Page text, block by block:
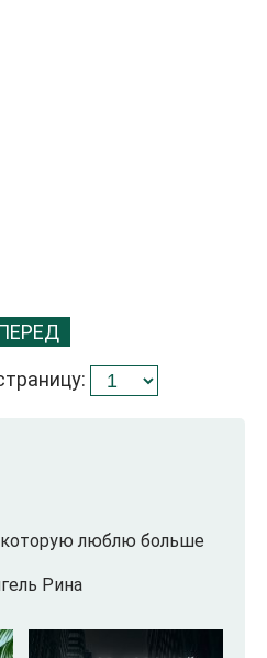
которую люблю больше
Рина